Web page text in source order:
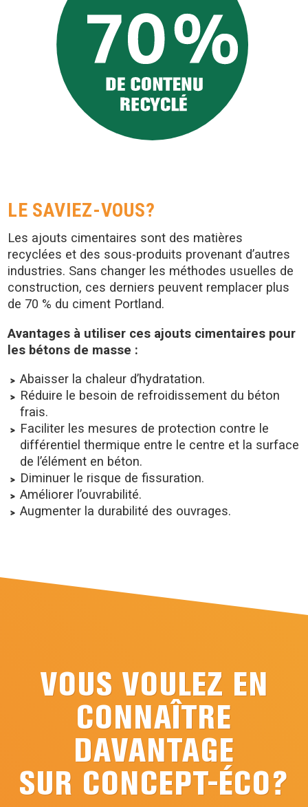
LE SAVIEZ-VOUS?
Les ajouts cimentaires sont des matières
recyclées et des sous-produits provenant d’autres
industries. Sans changer les méthodes usuelles de
construction, ces derniers peuvent remplacer plus
de 70 % du ciment Portland.
Avantages à utiliser ces ajouts cimentaires pour
les bétons de masse :
Abaisser la chaleur d’hydratation.
Réduire le besoin de refroidissement du béton
frais.
Faciliter les mesures de protection contre le
différentiel thermique entre le centre et la surface
de l’élément en béton.
Diminuer le risque de fissuration.
Améliorer l’ouvrabilité.
Augmenter la durabilité des ouvrages.
VOUS VOULEZ EN
CONNAÎTRE
DAVANTAGE
SUR CONCEPT-ÉCO?